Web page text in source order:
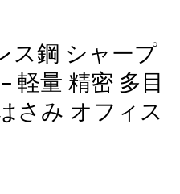
ス鋼 シャープ
軽量 精密 多目
さみ オフィス